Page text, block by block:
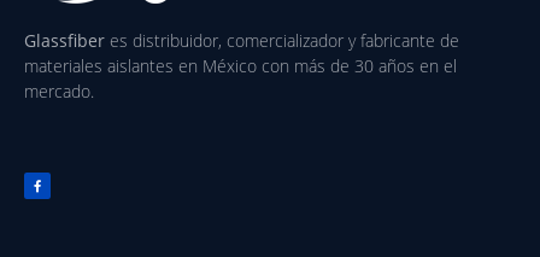
Glassfiber es distribuidor, comercializador y fabricante de
materiales aislantes en México con más de 30 años en el
mercado.